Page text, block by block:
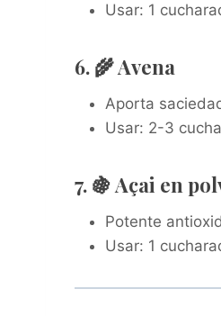
Usar: 1
6. 🌾 Avena
Aporta
Usar: 2-3
7. 🍇 Açai en
Potente
Usar: 1